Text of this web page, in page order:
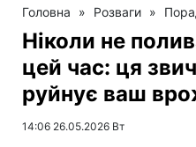
Головна » Розваги »
Ніколи не
цей час: ця
руйнує ваш
14:06 26.05.2026 Вт